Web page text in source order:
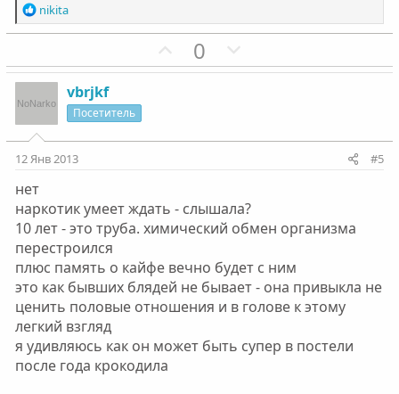
Р
е
ц
и
:
nikita
П
о
т
н
ы
й
г
о
л
с
0
е
т
н
ы
й
г
о
л
с
vbrjkf
Посетитель
12 Янв 2013 #5
нет
наркотик умеет ждать - слышала?
10 лет - это труба. химический обмен организма
перестроился
плюс память о кайфе вечно будет с ним
это как бывших блядей не бывает - она привыкла не
ценить половые отношения и в голове к этому
легкий взгляд
я удивляюсь как он может быть супер в постели
после года крокодила